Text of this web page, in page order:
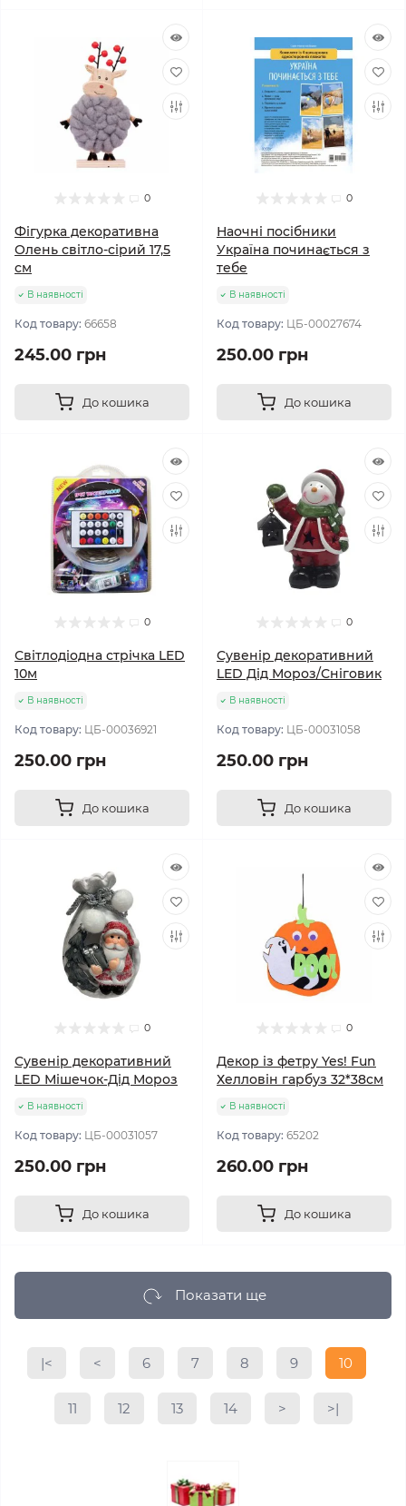
0
Фігурка декоративна
Олень світло-сірий 17,5
см
В наявності
Код товару: 66658
245.00 грн
До кошика
0
Наочні посібники
Україна починається з
тебе
В наявності
Код товару: ЦБ-00027674
250.00 грн
До кошика
0
Світлодіодна стрічка LED
10м
В наявності
Код товару: ЦБ-00036921
250.00 грн
До кошика
0
Сувенір декоративний
LED Дід Мороз/Сніговик
В наявності
Код товару: ЦБ-00031058
250.00 грн
До кошика
0
Сувенір декоративний
LED Мішечок-Дід Мороз
В наявності
Код товару: ЦБ-00031057
250.00 грн
До кошика
0
Декор із фетру Yes! Fun
Хелловін гарбуз 32*38см
В наявності
Код товару: 65202
260.00 грн
До кошика
Показати ще
|< < 6 7 8 9 10
11 12 13 14 > >|